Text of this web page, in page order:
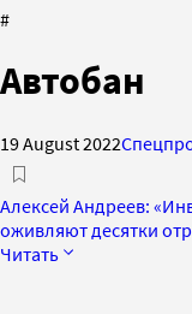
#
Автобан
19 August 2022
Алексей Андреев:
оживляют десятки
Читать